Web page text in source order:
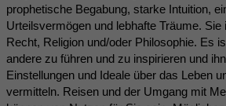
prophetische Begabung, starke Intuition,
Urteilsvermögen und lebhafte Träume.
Recht, Religion und/oder Philosophie. Es
andere zu führen und zu inspirieren und
Einstellungen und Ideale über das Leben
vermitteln. Reisen und der Umgang mit